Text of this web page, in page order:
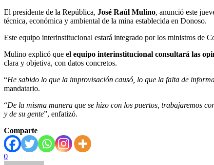
El presidente de la República, José Raúl Mulino, anunció este
técnica, económica y ambiental de la mina establecida en Donoso.
Este equipo interinstitucional estará integrado por los ministros de
Mulino explicó que el equipo interinstitucional consultará las
clara y objetiva, con datos concretos.
“He sabido lo que la improvisación causó, lo que la falta de
mandatario.
“De la misma manera que se hizo con los puertos, trabajaremos
y de su gente”, enfatizó.
Comparte
0